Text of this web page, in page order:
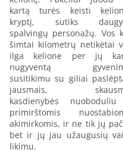
kartą turės keisti
kryptį, sutiks
spalvingų personažų. Vos
šimtai kilometrų netikėtai
ilga kelione per jų
nugyventą
susitikimu su giliai
jausmais,
kasdienybės
primirštomis
akimirkomis, ir ne tik jų
bet ir jų jau užaugusių
likimu.